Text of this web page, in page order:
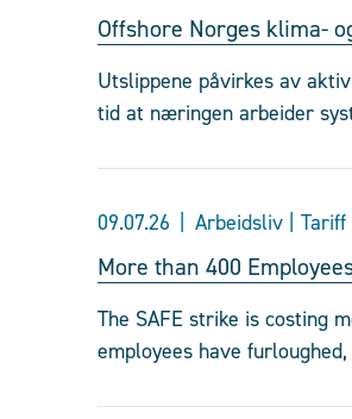
Offshore Norges klima-
Utslippene påvirkes av
tid at næringen arbeider
09.07.26 Arbeidsliv | Tariff
More than 400
The SAFE strike is costing
employees have